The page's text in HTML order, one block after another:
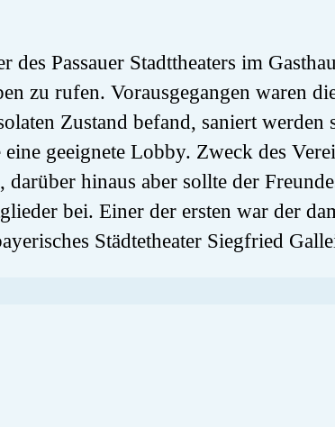
Passauer Stadttheaters im
zu rufen. Vorausgegangen waren
Zustand befand, saniert werden
geeignete Lobby. Zweck des
hinaus aber sollte der
bei. Einer der ersten war der
Städtetheater Siegfried